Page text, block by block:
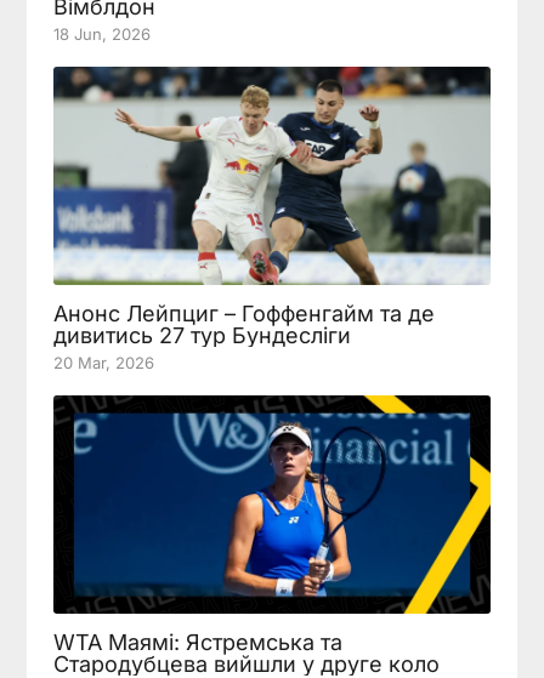
Вімблдон
18 Jun, 2026
Анонс Лейпциг – Гоффенгайм та де
дивитись 27 тур Бундесліги
20 Mar, 2026
WTA Маямі: Ястремська та
Стародубцева вийшли у друге коло